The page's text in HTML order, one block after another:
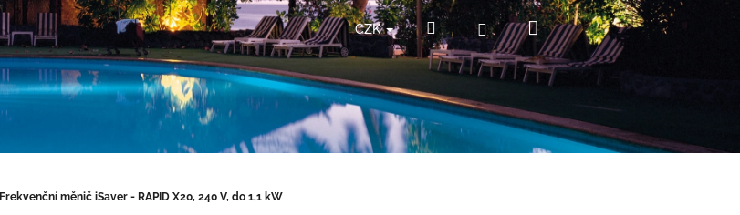
CZK HledatPřihlášeníNákupní
košík
Frekvenční měnič iSaver - RAPID X20, 240 V, do 1,1 kW